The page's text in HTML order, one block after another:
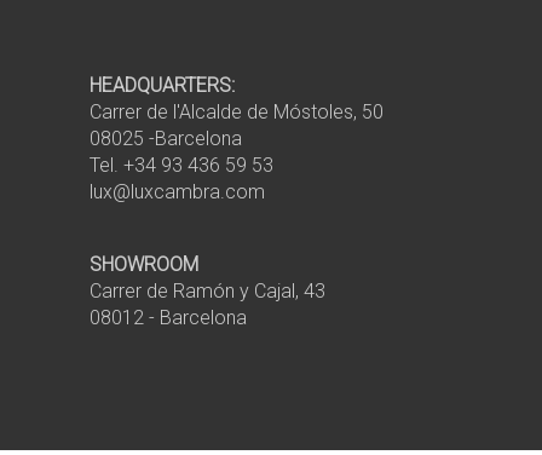
HEADQUARTERS:
Carrer de l'Alcalde de Móstoles, 50
08025 -Barcelona
Tel. +34 93 436 59 53
lux@luxcambra.com
SHOWROOM
Carrer de Ramón y Cajal, 43
08012 - Barcelona